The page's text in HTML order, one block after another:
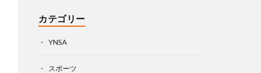
カテゴリー
YNSA
スポーツ